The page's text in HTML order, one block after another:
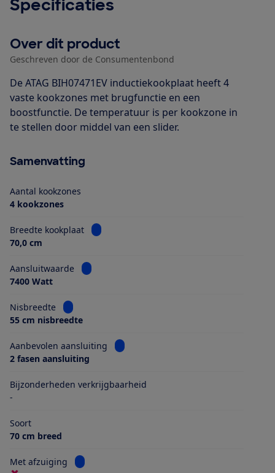
Specificaties
Over dit product
Geschreven door de Consumentenbond
De ATAG BIH07471EV inductiekookplaat heeft 4
vaste kookzones met brugfunctie en een
boostfunctie. De temperatuur is per kookzone in
te stellen door middel van een slider.
Samenvatting
Aantal kookzones
4 kookzones
Breedte kookplaat
Bekijk informatie voor Breedte kookplaat
70,0 cm
Aansluitwaarde
Bekijk informatie voor Aansluitwaarde
7400 Watt
Nisbreedte
Bekijk informatie voor Nisbreedte
55 cm nisbreedte
Aanbevolen aansluiting
Bekijk informatie voor Aanbevolen
2 fasen aansluiting
Bijzonderheden verkrijgbaarheid
-
Soort
70 cm breed
Met afzuiging Bekijk informatie voor Met afzuiging